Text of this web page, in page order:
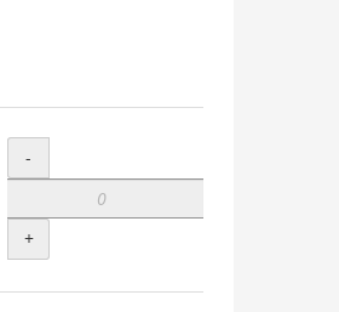
Menge
-
+